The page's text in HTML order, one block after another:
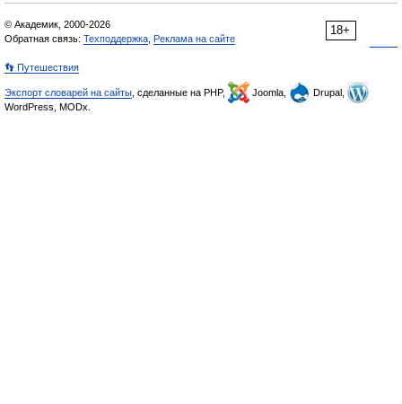
18+
© Академик, 2000-2026
Обратная связь: Техподдержка Реклама на сайте
👣 Путешествия
Экспорт словарей на сайты , сделанные на PHP, Joomla,
Drupal,
WordPress, MODx.